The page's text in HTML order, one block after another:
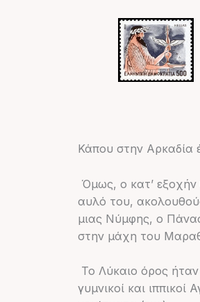
Κάπου στην Αρκαδία
Όμως, ο κατ’
αυλό του,
μιας Νύμφης, ο Πάνας
στην μάχη του
Το Λύκαιο όρος
γυμνικοί και